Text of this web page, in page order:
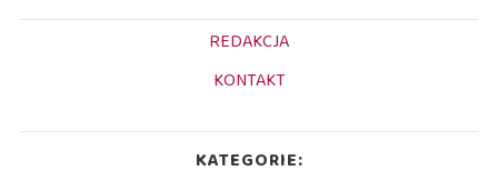
REDAKCJA
KONTAKT
KATEGORIE: